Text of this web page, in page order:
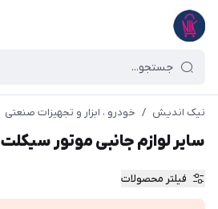
نیک اندیش / خودرو ، ابزار و تجهیزات صنعتی
سایر لوازم جانبی موتور سیکلت
فیلتر محصولات